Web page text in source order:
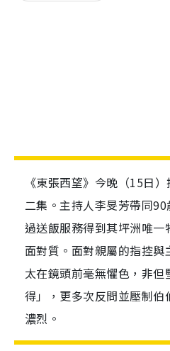
《東張西望》今晚（15日
二集。主持人李旻芳帶同
過送飯服務得到其坪洲唯
面對質。面對親屬的指控
太在鏡頭前毫無懼色，非但
得」，更多次反問並壓制
濃烈。